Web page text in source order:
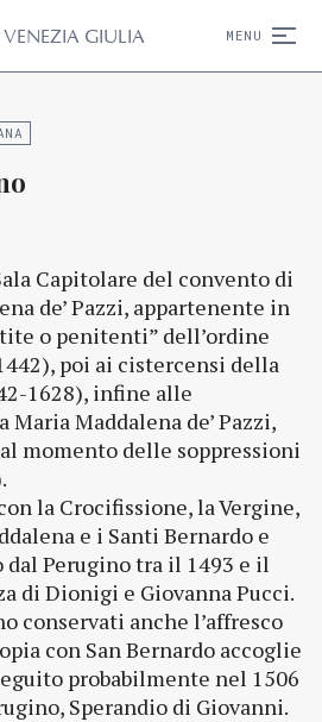
VENEZIA GIULIA MENU
Capitolare del convento di
de’ Pazzi, appartenente in
o penitenti” dell’ordine
poi ai cistercensi della
1628), infine alle
Maddalena de’ Pazzi,
momento delle soppressioni
la Crocifissione, la Vergine,
e i Santi Bernardo e
Perugino tra il 1493 e il
di Dionigi e Giovanna Pucci.
conservati anche l’affresco
con San Bernardo accoglie
probabilmente nel 1506
Sperandio di Giovanni.